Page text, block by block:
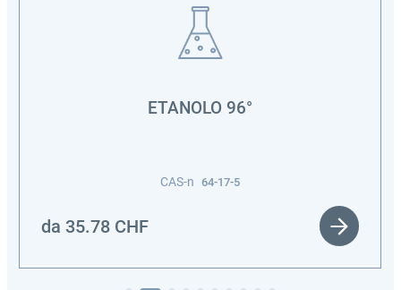
ETANOLO 96°
CAS-n 64-17-5
da35.78 CHF